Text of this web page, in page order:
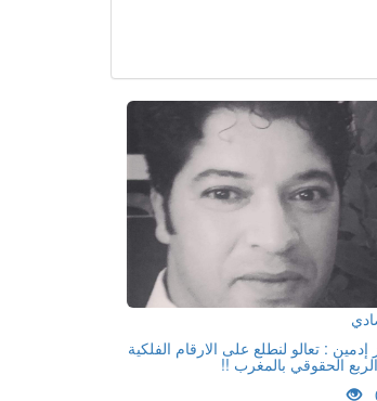
إدمين : تعالو لنطلع على الارقام الفلكية
الحقوقي بالمغرب !!